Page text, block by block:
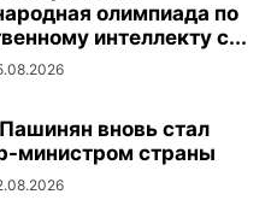
олимпиада по
интеллекту с...
вновь стал
министром страны